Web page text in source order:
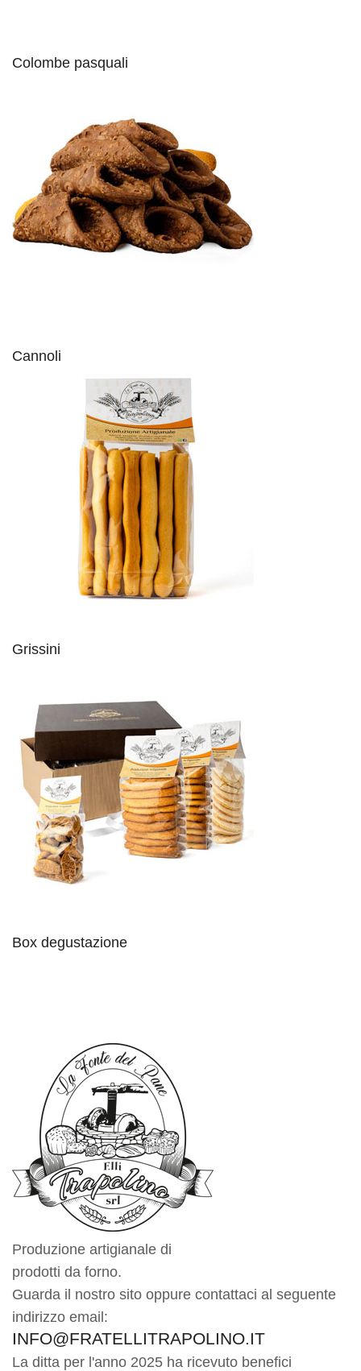
Colombe pasquali
Cannoli
Grissini
Box degustazione
Produzione artigianale di
prodotti da forno.
Guarda il nostro sito oppure contattaci al seguente
indirizzo email:
INFO@FRATELLITRAPOLINO.IT
La ditta per l'anno 2025 ha ricevuto benefici